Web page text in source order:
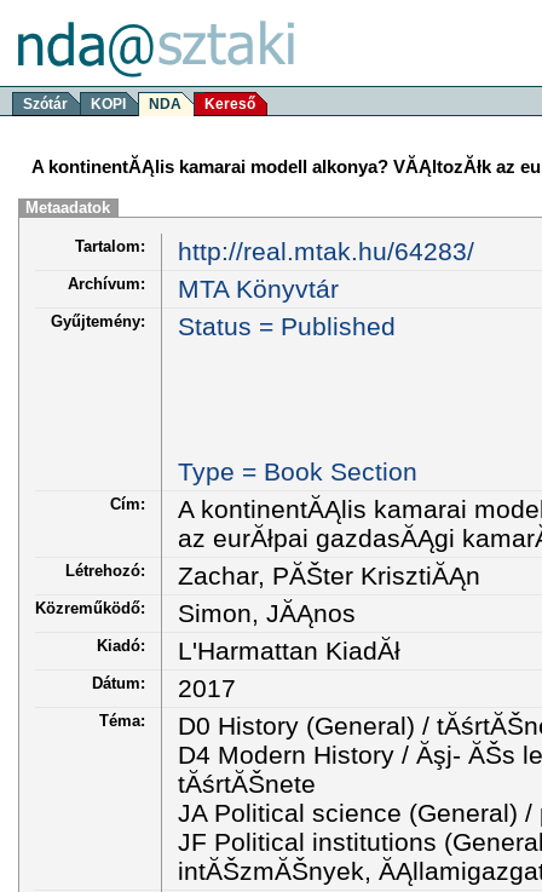
Szótár KOPI NDA Kereső
A kontinentĂĄlis kamarai modell alkonya? VĂĄltozĂłk az
Metaadatok
Tartalom: http://real.mtak.hu/64283/
Archívum: MTA Könyvtár
Gyűjtemény: Status = Published
Type = Book Section
Cím:
A kontinentĂĄlis kamarai
az eurĂłpai gazdasĂĄgi
Létrehozó: Zachar, PĂŠter KrisztiĂĄn
Közreműködő: Simon, JĂĄnos
Kiadó: L'Harmattan KiadĂł
Dátum: 2017
Téma:
D0 History (General) /
D4 Modern History / Ăşj- ĂŠs
tĂśrtĂŠnete
JA Political science (General) /
JF Political institutions
intĂŠzmĂŠnyek,